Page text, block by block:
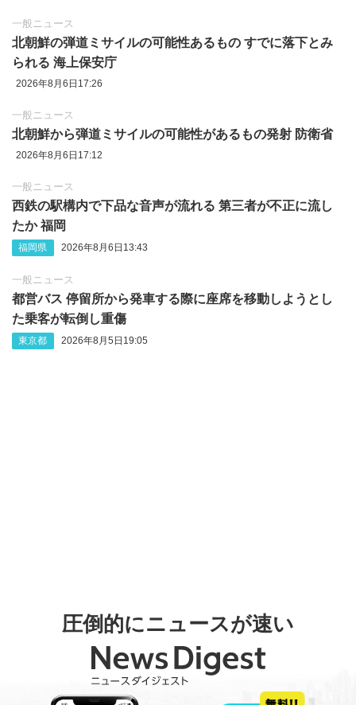
一般ニュース
北朝鮮の弾道ミサイルの可能性あるもの すでに落下とみ
られる 海上保安庁
2026年8月6日17:26
一般ニュース
北朝鮮から弾道ミサイルの可能性があるもの発射 防衛省
2026年8月6日17:12
一般ニュース
西鉄の駅構内で下品な音声が流れる 第三者が不正に流し
たか 福岡
福岡県 2026年8月6日13:43
一般ニュース
都営バス 停留所から発車する際に座席を移動しようとし
た乗客が転倒し重傷
東京都 2026年8月5日19:05
圧倒的にニュースが速い